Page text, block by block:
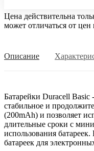
Цена действительна
может отличаться от
Описание
Батарейки Duracell Basic
стабильное и
(200mAh) и позволяет
длительные сроки с
использования
батареек для